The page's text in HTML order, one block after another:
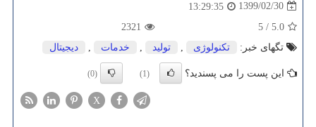
1399/02/30
13:29:35
5.0
/
5
2321
تگهای خبر:
تكنولوژی , تولید , خدمات , دیجیتال
این پست را می پسندید؟ (1)
(0)
X